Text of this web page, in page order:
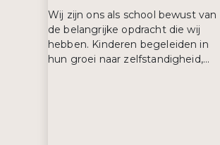
Wij zijn ons als school bewust van
de belangrijke opdracht die wij
hebben. Kinderen begeleiden in
hun groei naar zelfstandigheid,...